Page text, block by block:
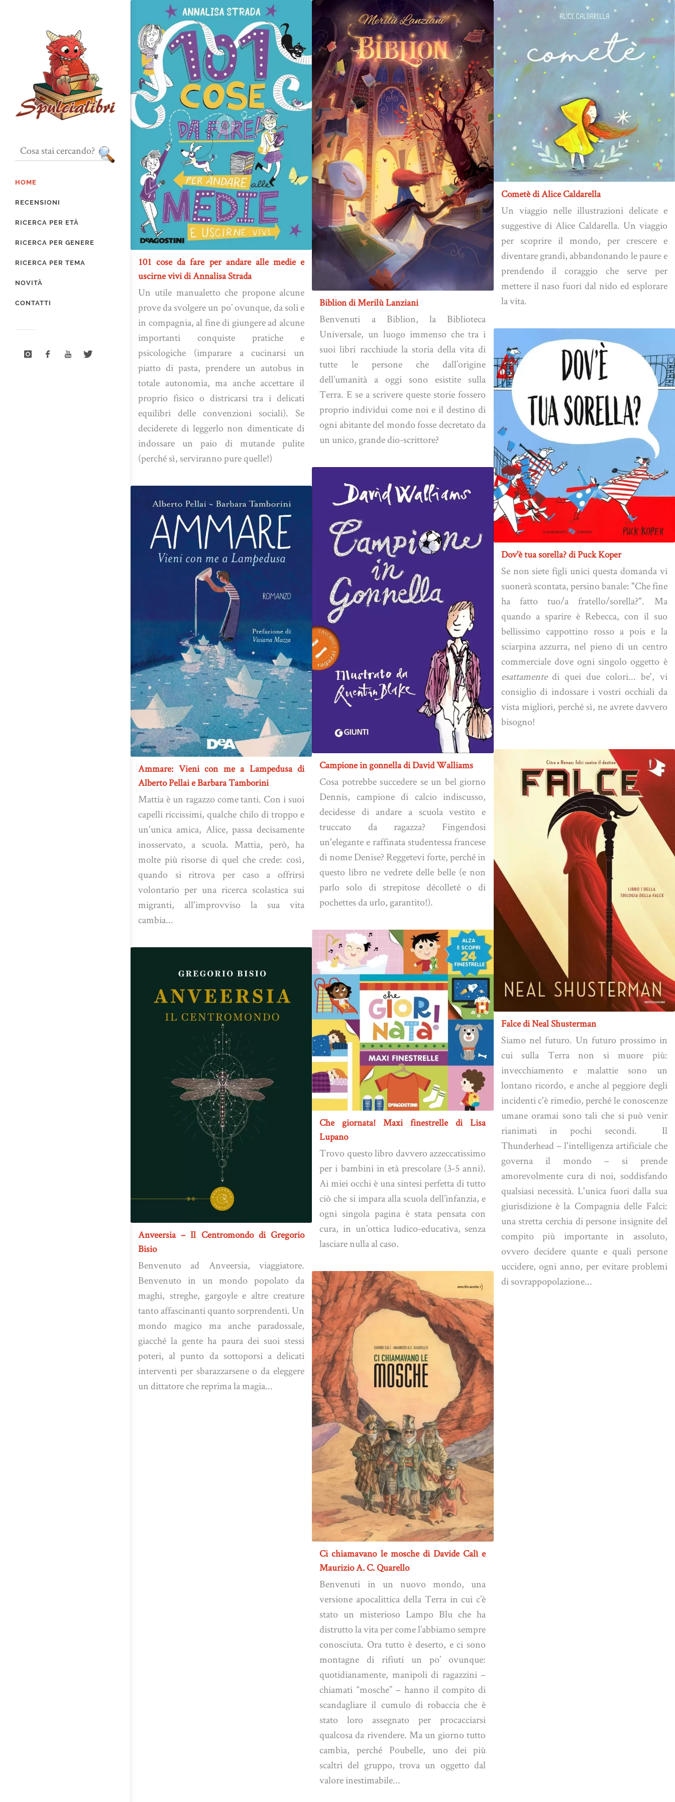
HOME
RECENSIONI
RICERCA PER ETÀ
RICERCA PER GENERE
RICERCA PER TEMA
NOVITÀ
CONTATTI
101 cose da fare per andare alle medie e
uscirne vivi di Annalisa Strada
Un utile manualetto che propone alcune
prove da svolgere un po’ ovunque, da soli e
in compagnia, al fine di giungere ad alcune
importanti conquiste pratiche e
psicologiche (imparare a cucinarsi un
piatto di pasta, prendere un autobus in
totale autonomia, ma anche accettare il
proprio fisico o districarsi tra i delicati
equilibri delle convenzioni sociali). Se
deciderete di leggerlo non dimenticate di
indossare un paio di mutande pulite
(perché sì, serviranno pure quelle!)
Ammare: Vieni con me a Lampedusa di
Alberto Pellai e Barbara Tamborini
Mattia è un ragazzo come tanti. Con i suoi
capelli riccissimi, qualche chilo di troppo e
un'unica amica, Alice, passa decisamente
inosservato, a scuola. Mattia, però, ha
molte più risorse di quel che crede: così,
quando si ritrova per caso a offrirsi
volontario per una ricerca scolastica sui
migranti, all'improvviso la sua vita
cambia...
Anveersia – Il Centromondo di Gregorio
Bisio
Benvenuto ad Anveersia, viaggiatore.
Benvenuto in un mondo popolato da
maghi, streghe, gargoyle e altre creature
tanto affascinanti quanto sorprendenti. Un
mondo magico ma anche paradossale,
giacché la gente ha paura dei suoi stessi
poteri, al punto da sottoporsi a delicati
interventi per sbarazzarsene o da eleggere
un dittatore che reprima la magia...
Biblion di Merilù Lanziani
Benvenuti a Biblion, la Biblioteca
Universale, un luogo immenso che tra i
suoi libri racchiude la storia della vita di
tutte le persone che dall’origine
dell’umanità a oggi sono esistite sulla
Terra. E se a scrivere queste storie fossero
proprio individui come noi e il destino di
ogni abitante del mondo fosse decretato da
un unico, grande dio-scrittore?
Campione in gonnella di David Walliams
Cosa potrebbe succedere se un bel giorno
Dennis, campione di calcio indiscusso,
decidesse di andare a scuola vestito e
truccato da ragazza? Fingendosi
un'elegante e raffinata studentessa francese
di nome Denise? Reggetevi forte, perché in
questo libro ne vedrete delle belle (e non
parlo solo di strepitose décolleté o di
pochettes da urlo, garantito!).
Che giornata! Maxi finestrelle di Lisa
Lupano
Trovo questo libro davvero azzeccatissimo
per i bambini in età prescolare (3-5 anni).
Ai miei occhi è una sintesi perfetta di tutto
ciò che si impara alla scuola dell’infanzia, e
ogni singola pagina è stata pensata con
cura, in un’ottica ludico-educativa, senza
lasciare nulla al caso.
Ci chiamavano le mosche di Davide Calì e
Maurizio A. C. Quarello
Benvenuti in un nuovo mondo, una
versione apocalittica della Terra in cui c’è
stato un misterioso Lampo Blu che ha
distrutto la vita per come l’abbiamo sempre
conosciuta. Ora tutto è deserto, e ci sono
montagne di rifiuti un po’ ovunque:
quotidianamente, manipoli di ragazzini –
chiamati “mosche” – hanno il compito di
scandagliare il cumulo di robaccia che è
stato loro assegnato per procacciarsi
qualcosa da rivendere. Ma un giorno tutto
cambia, perché Poubelle, uno dei più
scaltri del gruppo, trova un oggetto dal
valore inestimabile...
Cometè di Alice Caldarella
Un viaggio nelle illustrazioni delicate e
suggestive di Alice Caldarella. Un viaggio
per scoprire il mondo, per crescere e
diventare grandi, abbandonando le paure e
prendendo il coraggio che serve per
mettere il naso fuori dal nido ed esplorare
la vita.
Dov'è tua sorella? di Puck Koper
Se non siete figli unici questa domanda vi
suonerà scontata, persino banale: "Che fine
ha fatto tuo/a fratello/sorella?". Ma
quando a sparire è Rebecca, con il suo
bellissimo cappottino rosso a pois e la
sciarpina azzurra, nel pieno di un centro
commerciale dove ogni singolo oggetto è
esattamente di quei due colori... be', vi
consiglio di indossare i vostri occhiali da
vista migliori, perché sì, ne avrete davvero
bisogno!
Falce di Neal Shusterman
Siamo nel futuro. Un futuro prossimo in
cui sulla Terra non si muore più:
invecchiamento e malattie sono un
lontano ricordo, e anche al peggiore degli
incidenti c'è rimedio, perché le conoscenze
umane oramai sono tali che si può venir
rianimati in pochi secondi. Il
Thunderhead – l'intelligenza artificiale che
governa il mondo – si prende
amorevolmente cura di noi, soddisfando
qualsiasi necessità. L'unica fuori dalla sua
giurisdizione è la Compagnia delle Falci:
una stretta cerchia di persone insignite del
compito più importante in assoluto,
ovvero decidere quante e quali persone
uccidere, ogni anno, per evitare problemi
di sovrappopolazione...